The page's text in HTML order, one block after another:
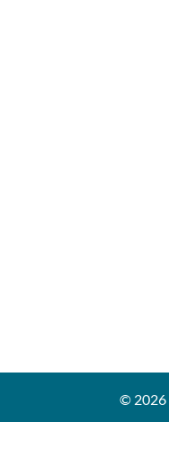
© 2026